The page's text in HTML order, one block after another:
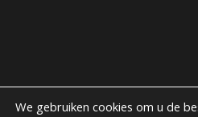
We gebruiken cookies om u de